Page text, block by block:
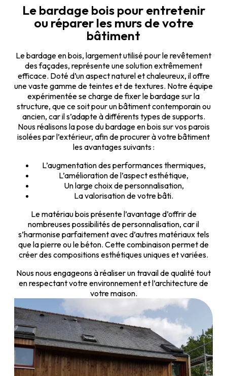
Le bardage bois pour entretenir
ou réparer les murs de votre
bâtiment
Le bardage en bois, largement utilisé pour le revêtement
des façades, représente une solution extrêmement
efficace. Doté d’un aspect naturel et chaleureux, il offre
une vaste gamme de teintes et de textures. Notre équipe
expérimentée se charge de fixer le bardage sur la
structure, que ce soit pour un bâtiment contemporain ou
ancien, car il s’adapte à différents types de supports.
Nous réalisons la pose du bardage en bois sur vos parois
isolées par l’extérieur, afin de procurer à votre bâtiment
les avantages suivants :
L’augmentation des performances thermiques,
L’amélioration de l’aspect esthétique,
Un large choix de personnalisation,
La valorisation de votre bâti.
Le matériau bois présente l’avantage d’offrir de
nombreuses possibilités de personnalisation, car il
s’harmonise parfaitement avec d’autres matériaux tels
que la pierre ou le béton. Cette combinaison permet de
créer des compositions esthétiques uniques et variées.
Nous nous engageons à réaliser un travail de qualité tout
en respectant votre environnement et l’architecture de
votre maison.